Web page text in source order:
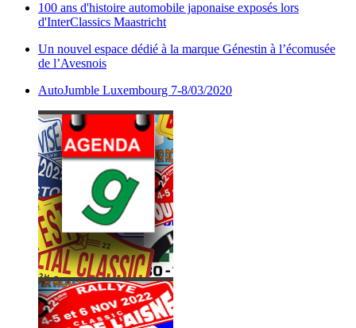
100 ans d'histoire automobile japonaise exposés lors
d'InterClassics Maastricht
Un nouvel espace dédié à la marque Génestin à l’écomusée
de l’Avesnois
AutoJumble Luxembourg 7-8/03/2020